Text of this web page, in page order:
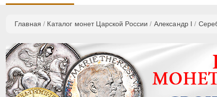
Главная / Каталог монет Царской России / Александр I /